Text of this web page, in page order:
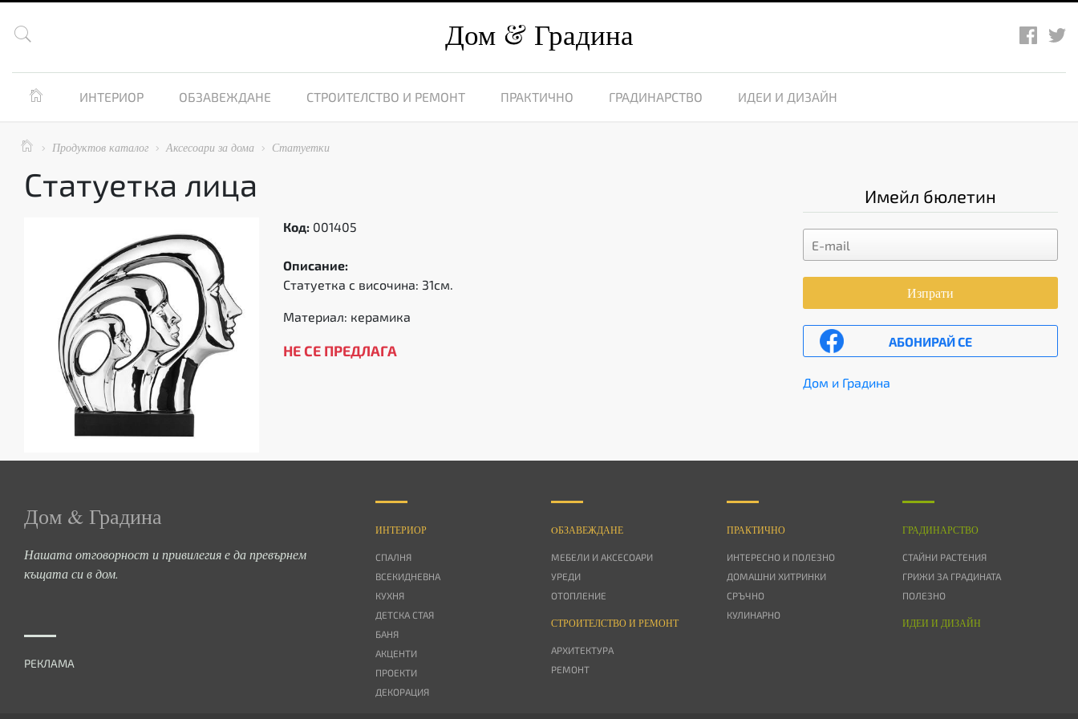
 Дом Градина
 ИНТЕРИОР ОБЗАВЕЖДАНЕ СТРОИТЕЛСТВО И РЕМОНТ ПРАКТИЧНО ГРАДИНАРСТВО ИДЕИ И ДИЗАЙН
  Продуктов каталог  Аксесоари за дома  Статуетки
Статуетка лица
Код: 001405
Описание:
Статуетка с височина: 31см.
Материал: керамика
НЕ СЕ ПРЕДЛАГА
Имейл бюлетин
Изпрати
АБОНИРАЙ СЕ
Дом и Градина
Дом & Градина
Нашата отговорност и привилегия е да превърнем
къщата си в дом.
РЕКЛАМА
ИНТЕРИОР
СПАЛНЯ
ВСЕКИДНЕВНА
КУХНЯ
ДЕТСКА СТАЯ
БАНЯ
АКЦЕНТИ
ПРОЕКТИ
ДЕКОРАЦИЯ
OБЗАВЕЖДАНЕ
МЕБЕЛИ И АКСЕСОАРИ
УРЕДИ
ОТОПЛЕНИЕ
СТРОИТЕЛСТВО И РЕМОНТ
АРХИТЕКТУРА
РЕМОНТ
ПРАКТИЧНО
ИНТЕРЕСНО И ПОЛЕЗНО
ДОМАШНИ ХИТРИНКИ
СРЪЧНО
КУЛИНАРНО
ГРАДИНАРСТВО
СТАЙНИ РАСТЕНИЯ
ГРИЖИ ЗА ГРАДИНАТА
ПОЛЕЗНО
ИДЕИ И ДИЗАЙН